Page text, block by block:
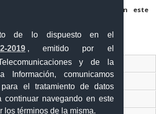
de lo dispuesto en el
2019 , emitido por el
y de la
Información, comunicamos
el tratamiento de datos
continuar navegando en este
los términos de la misma.
correo electrónico y web en este
Ventanilla Única Virtual
Única de Comercio Exterior
Gobierno Abierto